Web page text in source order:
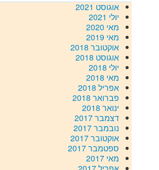
אוגוסט 2021
יולי 2021
מאי 2020
מאי 2019
אוקטובר 2018
אוגוסט 2018
יולי 2018
מאי 2018
אפריל 2018
פברואר 2018
ינואר 2018
דצמבר 2017
נובמבר 2017
אוקטובר 2017
ספטמבר 2017
מאי 2017